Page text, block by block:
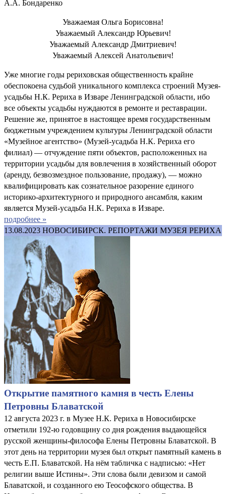
А.А. Бондаренко
Уважаемая Ольга Борисовна!
Уважаемый Александр Юрьевич!
Уважаемый Александр Дмитриевич!
Уважаемый Алексей Анатольевич!
Уже многие годы рериховская общественность крайне
обеспокоена судьбой уникального комплекса строений Музея-
усадьбы Н.К. Рериха в Изваре Ленинградской области, ибо
все объекты усадьбы нуждаются в ремонте и реставрации.
Решение же, принятое в настоящее время государственным
бюджетным учреждением культуры Ленинградской области
«Музейное агентство» (Музей-усадьба Н.К. Рериха его
филиал) — отчуждение пяти объектов, расположенных на
территории усадьбы для вовлечения в хозяйственный оборот
(аренду, безвозмездное пользование, продажу), — можно
квалифицировать как сознательное разорение единого
историко-архитектурного и природного ансамбля, каким
является Музей-усадьба Н.К. Рериха в Изваре.
подробнее »
13.08.2023 НОВОСИБИРСК. РЕПОРТАЖИ МУЗЕЯ РЕРИХА
Открытие памятного камня в честь Елены
Петровны Блаватской
12 августа 2023 г. в Музее Н.К. Рериха в Новосибирске
отметили 192-ю годовщину со дня рождения выдающейся
русской женщины-философа Елены Петровны Блаватской. В
этот день на территории музея был открыт памятный камень в
честь Е.П. Блаватской. На нём табличка с надписью: «Нет
религии выше Истины». Эти слова были девизом и самой
Блаватской, и созданного ею Теософского общества. В